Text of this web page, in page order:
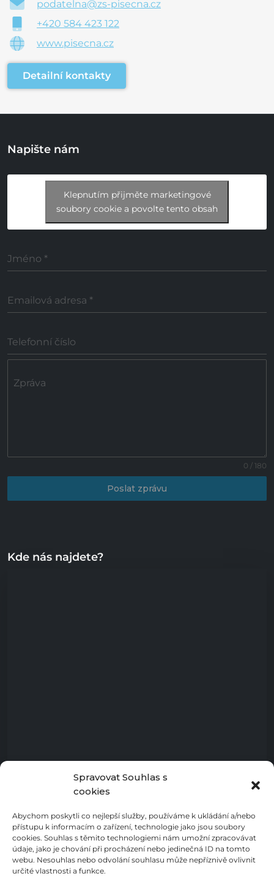
Spravovat Souhlas s
cookies
Abychom poskytli co nejlepší služby, používáme k ukládání a/nebo
přístupu k informacím o zařízení, technologie jako jsou soubory
cookies. Souhlas s těmito technologiemi nám umožní zpracovávat
údaje, jako je chování při procházení nebo jedinečná ID na tomto
webu. Nesouhlas nebo odvolání souhlasu může nepříznivě ovlivnit
určité vlastnosti a funkce.
podatelna@zs-pisecna.cz
+420 584 423 122
www.pisecna.cz
Detailní kontakty
Napište nám
Klepnutím přijměte marketingové
soubory cookie a povolte tento obsah
Jméno *
Emailová adresa *
Telefonní číslo
Zpráva
0 / 180
Poslat zprávu
Kde nás najdete?